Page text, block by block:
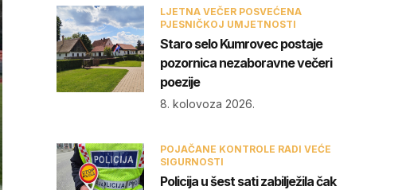
LJETNA VEČER POSVEĆENA
PJESNIČKOJ UMJETNOSTI
Staro selo Kumrovec postaje
pozornica nezaboravne večeri
poezije
8. kolovoza 2026.
POJAČANE KONTROLE RADI VEĆE
SIGURNOSTI
Policija u šest sati zabilježila čak